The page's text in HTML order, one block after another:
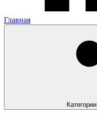
Главная
Категории